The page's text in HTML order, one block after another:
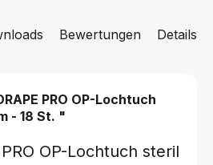
Details
Bewertungen
PRO OP-Lochtuch
- 18 St. "
PRO OP-Lochtuch steril